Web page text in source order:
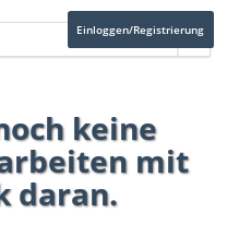
Einloggen/Registrierung
keine
mit
daran.